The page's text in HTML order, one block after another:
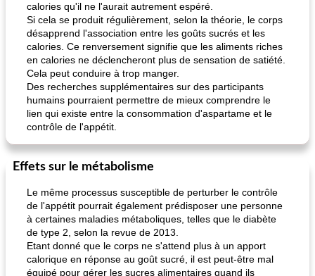
calories qu'il ne l'aurait autrement espéré.
Si cela se produit régulièrement, selon la théorie, le corps
désapprend l'association entre les goûts sucrés et les
calories. Ce renversement signifie que les aliments riches
en calories ne déclencheront plus de sensation de satiété.
Cela peut conduire à trop manger.
Des recherches supplémentaires sur des participants
humains pourraient permettre de mieux comprendre le
lien qui existe entre la consommation d'aspartame et le
contrôle de l'appétit.
Effets sur le métabolisme
Le même processus susceptible de perturber le contrôle
de l'appétit pourrait également prédisposer une personne
à certaines maladies métaboliques, telles que le diabète
de type 2, selon la revue de 2013.
Etant donné que le corps ne s'attend plus à un apport
calorique en réponse au goût sucré, il est peut-être mal
équipé pour gérer les sucres alimentaires quand ils